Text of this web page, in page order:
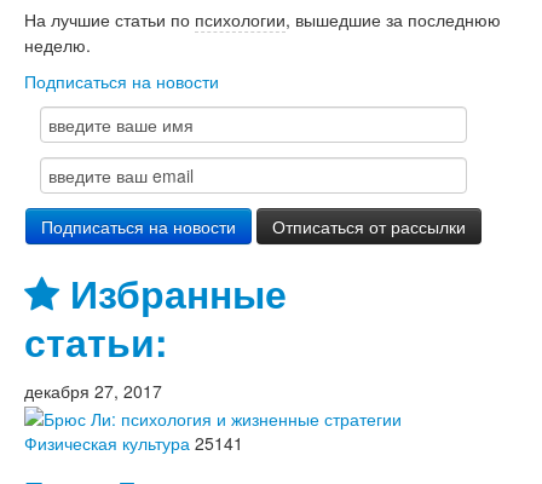
На лучшие статьи по психологии, вышедшие за последнюю
неделю.
Подписаться на новости
Избранные
статьи:
декабря 27, 2017
Физическая культура 25141